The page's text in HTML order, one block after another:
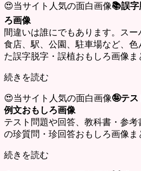
😍当サイト人気の面白画像📚誤字
ろ画像
間違いは誰にでもあります。ス
食店、駅、公園、駐車場など、
た誤字脱字・誤植おもしろ画像ま
続きを読む
😍当サイト人気の面白画像🤪テ
例文おもしろ画像
テスト問題や回答、教科書・参
の珍質問・珍回答おもしろ画像ま
続きを読む